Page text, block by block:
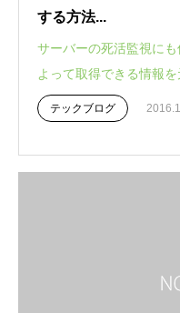
する方法...
サーバーの死活監視に
よって取得できる情報
テックブログ